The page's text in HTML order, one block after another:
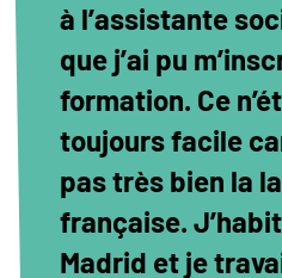
à l’assistante
que j’ai pu
formation. Ce
toujours facile
pas très bien la
française.
Madrid et je